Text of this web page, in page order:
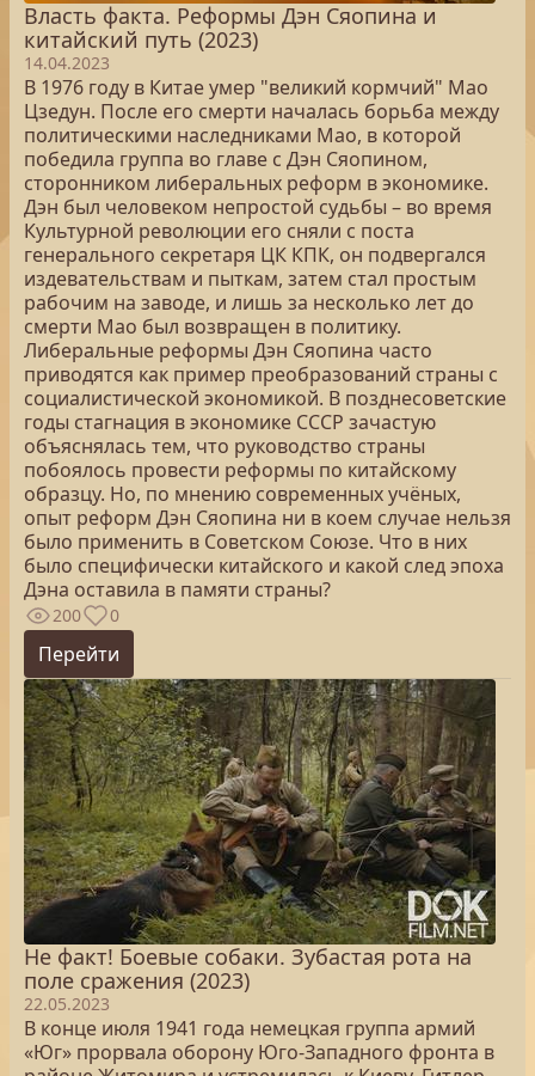
Власть факта. Реформы Дэн Сяопина и
китайский путь (2023)
14.04.2023
В 1976 году в Китае умер "великий кормчий" Мао
Цзедун. После его смерти началась борьба между
политическими наследниками Мао, в которой
победила группа во главе с Дэн Сяопином,
сторонником либеральных реформ в экономике.
Дэн был человеком непростой судьбы – во время
Культурной революции его сняли с поста
генерального секретаря ЦК КПК, он подвергался
издевательствам и пыткам, затем стал простым
рабочим на заводе, и лишь за несколько лет до
смерти Мао был возвращен в политику.
Либеральные реформы Дэн Сяопина часто
приводятся как пример преобразований страны с
социалистической экономикой. В позднесоветские
годы стагнация в экономике СССР зачастую
объяснялась тем, что руководство страны
побоялось провести реформы по китайскому
образцу. Но, по мнению современных учёных,
опыт реформ Дэн Сяопина ни в коем случае нельзя
было применить в Советском Союзе. Что в них
было специфически китайского и какой след эпоха
Дэна оставила в памяти страны?
200 0
Перейти
Не факт! Боевые собаки. Зубастая рота на
поле сражения (2023)
22.05.2023
В конце июля 1941 года немецкая группа армий
«Юг» прорвала оборону Юго-Западного фронта в